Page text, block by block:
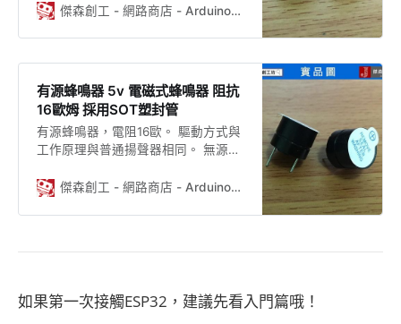
使其發出聲音，與有源蜂鳴器相對
振盪器！
傑森創工 - 網路商店 - Arduino、ESP32的專家，創客的好朋友
有源蜂鳴器 5v 電磁式蜂鳴器 阻抗
16歐姆 採用SOT塑封管
有源蜂鳴器，電阻16歐。 驅動方式與
工作原理與普通揚聲器相同。 無源蜂
使其發出聲音，與有源蜂鳴器相對 傑森創工 - 網路商店 - Arduino、ESP32的專家，創客的好朋友
如果第一次接觸ESP32，建議先看入門篇哦！